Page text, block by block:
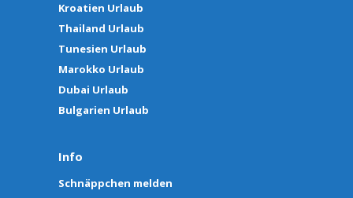
Kroatien Urlaub
Thailand Urlaub
Tunesien Urlaub
Marokko Urlaub
Dubai Urlaub
Bulgarien Urlaub
Info
Schnäppchen melden